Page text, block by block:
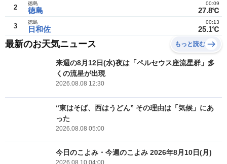
2 徳島
徳島
27.8℃
00:09
3 日和佐
徳島
25.1℃
00:13
最新のお天気ニュース もっと読む
来週の8月12日(水)夜は「ペルセウス座流星群」多
くの流星が出現
2026.08.08 12:30
“東はそば、西はうどん” その理由は「気候」にあ
った
2026.08.08 05:00
今日のこよみ・今週のこよみ 2026年8月10日(月)